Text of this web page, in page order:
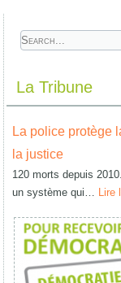
La Tribune
La police protège
la justice
120 morts depuis
un système qui… Lire